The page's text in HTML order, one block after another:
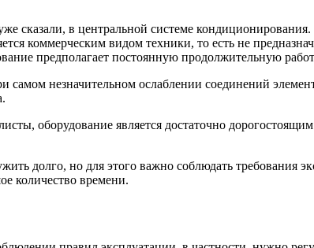
сказали, в центральной системе
коммерческим видом техники, то есть не
предполагает постоянную продолжительную
незначительном ослаблении соединений
оборудование является достаточно
долго, но для этого важно соблюдать требования
количество времени.